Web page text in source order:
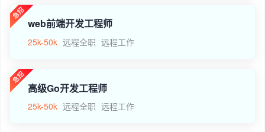
web前端开发工程师
25k-50k 远程全职 远程工作
高级Go开发工程师
25k-50k 远程全职 远程工作